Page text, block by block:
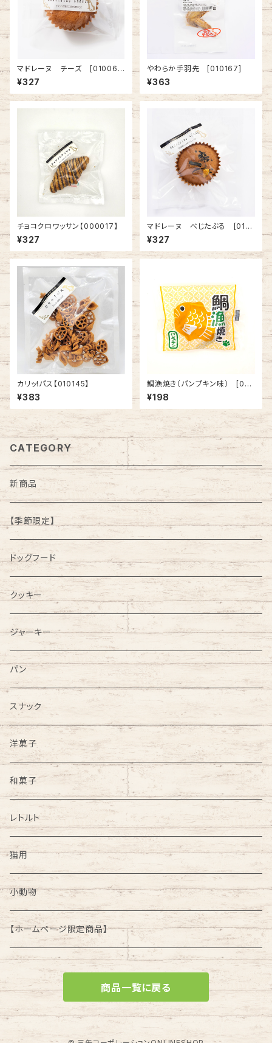
マドレーヌ チーズ [01006
4]
¥327
やわらか手羽先 [010167]
¥363
チョコクロワッサン【000017】
¥327
マドレーヌ べじたぶる [0101
38]
¥327
カリッ!パス【010145】
¥383
鯛漁焼き（パンプキン味） [010
086]
¥198
CATEGORY
新商品
【季節限定】
ドッグフード
クッキー
ジャーキー
パン
スナック
洋菓子
和菓子
レトルト
猫用
小動物
【ホームページ限定商品】
商品一覧に戻る